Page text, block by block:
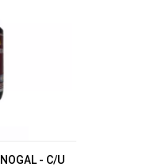
- C/U